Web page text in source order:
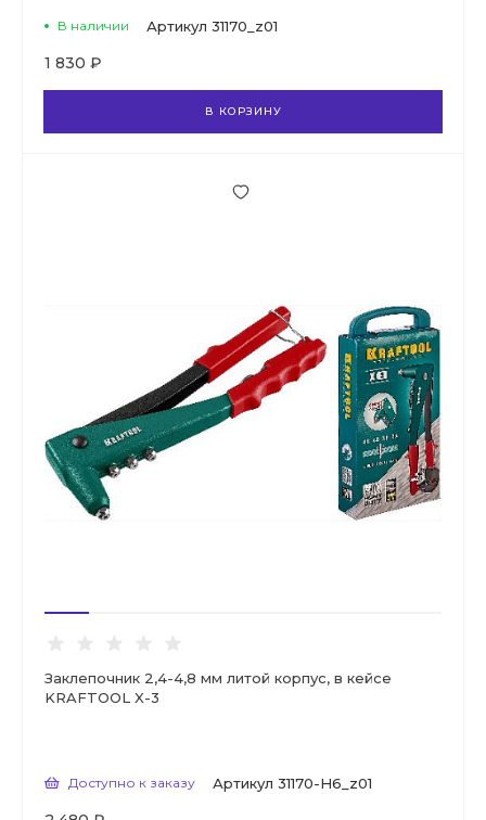
В наличии Артикул 31170_z01
1 830 ₽
В КОРЗИНУ
Заклепочник 2,4-4,8 мм литой корпус, в кейсе
KRAFTOOL X-3
Доступно к заказу Артикул 31170-H6_z01